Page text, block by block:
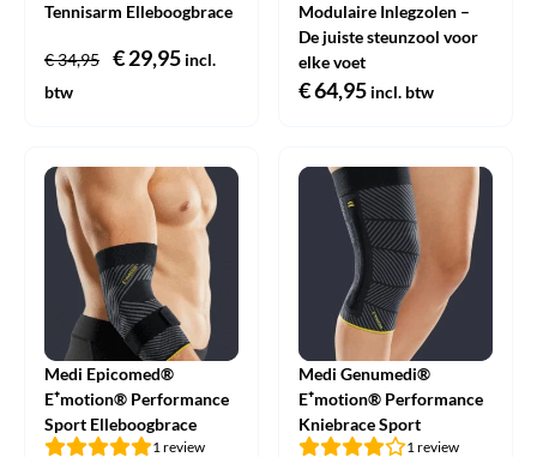
Tennisarm Elleboogbrace
€34,95
Oorspronkelijke
€29,95Huidige
incl.
btw
Modulaire Inlegzolen –
De juiste steunzool voor
elke voet
€64,95 incl. btw
Medi Epicomed®
E⁺motion® Performance
Sport Elleboogbrace
1 review
Medi Genumedi®
E⁺motion® Performance
Kniebrace Sport
1 review